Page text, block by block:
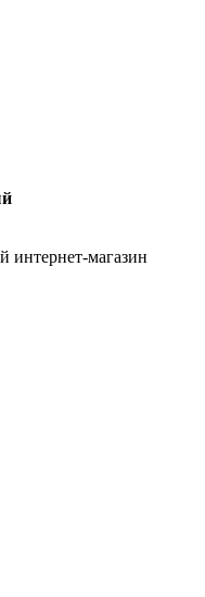
магазин